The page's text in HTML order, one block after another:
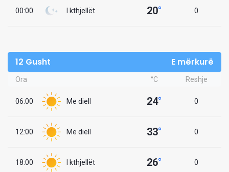
00:00 I kthjellët 20° 0
12 Gusht E mërkurë
Ora °C Reshje
06:00 Me diell 24° 0
12:00 Me diell 33° 0
18:00 I kthjellët 26° 0